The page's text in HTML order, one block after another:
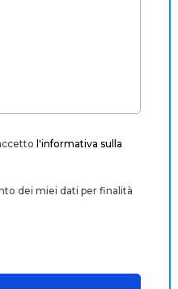
l'informativa sulla
dei miei dati per finalità